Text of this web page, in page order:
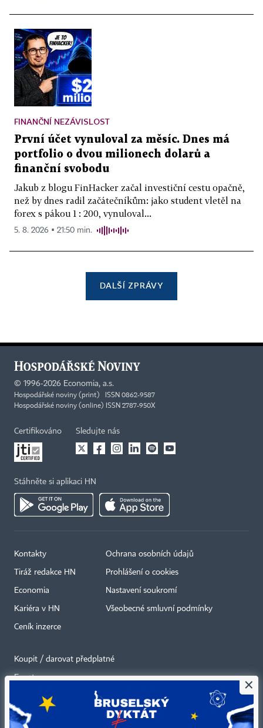
FINANČNÍ NEZÁVISLOST
První účet vynuloval za měsíc. Dnes má
portfolio o dvou milionech dolarů a
finanční svobodu
Jakub z blogu FinHacker začal investiční cestu opačně,
než by dnes radil začátečníkům: jako student vletěl na
forex s pákou 1 : 200, vynuloval...
5. 8. 2026 ▪ 21:50 min.
DALŠÍ ZPRÁVY
© 1996-2026 Economia, a.s.
Hospodářské noviny (print) ISSN 0862-9587
Hospodářské noviny (online) ISSN 2787-950X
Certifikováno Sledujte nás
Stáhněte si aplikaci HN
Kontakty
Tiráž redakce HN
Economia
Kariéra v HN
Ceník inzerce
Ochrana osobních údajů
Prohlášení o cookies
Nastavení soukromí
Všeobecné smluvní podmínky
Koupit / darovat předplatné
Eventy
Newslettery
RSS kanály
×